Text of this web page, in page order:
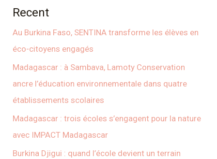
Recent
Au Burkina Faso, SENTINA transforme les élèves en
éco-citoyens engagés
Madagascar : à Sambava, Lamoty Conservation
ancre l’éducation environnementale dans quatre
établissements scolaires
Madagascar : trois écoles s’engagent pour la nature
avec IMPACT Madagascar
Burkina Djigui : quand l’école devient un terrain